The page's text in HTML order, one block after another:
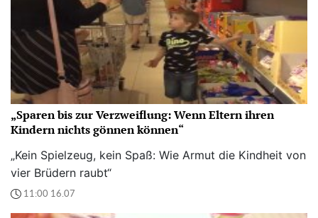
„Sparen bis zur Verzweiflung: Wenn Eltern ihren
Kindern nichts gönnen können“
„Kein Spielzeug, kein Spaß: Wie Armut die Kindheit von
vier Brüdern raubt“
11:00 16.07